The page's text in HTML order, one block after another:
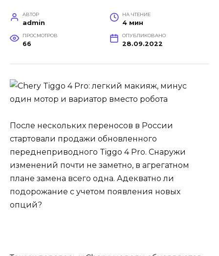
АВТОР
admin
НА ЧТЕНИЕ
4 мин
ПРОСМОТРОВ
66
ОПУБЛИКОВАНО
28.09.2022
После нескольких переносов в России
стартовали продажи обновленного
переднеприводного Tiggo 4 Pro. Снаружи
изменений почти не заметно, в агрегатном
плане замена всего одна. Адекватно ли
подорожание с учетом появления новых
опций?